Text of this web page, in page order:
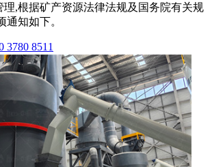
理,根据矿产资源法律法规及国务院有关规
通知如下。
3780 8511